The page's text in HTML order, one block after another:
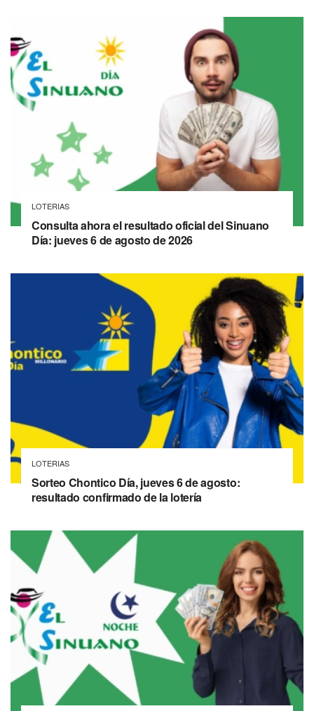
LOTERIAS
Consulta ahora el resultado oficial del Sinuano
Día: jueves 6 de agosto de 2026
LOTERIAS
Sorteo Chontico Día, jueves 6 de agosto:
resultado confirmado de la lotería